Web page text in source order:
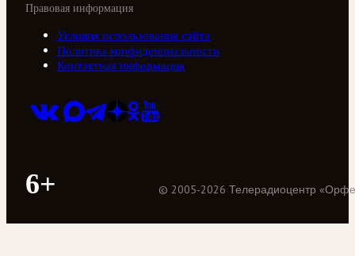
Правовая информация
Условия использования сайта
Политика конфиденциальности
Контактная информация
6+ © 2005-2026 Телерадиоцентр